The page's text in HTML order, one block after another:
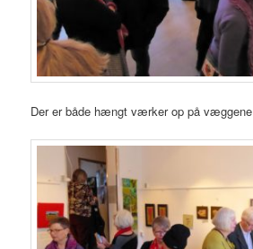
Der er både hængt værker op på væggene